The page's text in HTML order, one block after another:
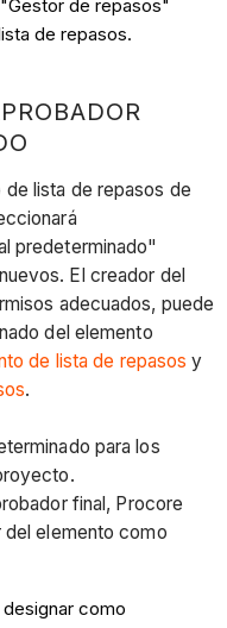
de repasos"
de repasos.
lista de repasos de
predeterminado"
El creador del
adecuados, puede
del elemento
de lista de repasos y
.
para los
final, Procore
del elemento como
como